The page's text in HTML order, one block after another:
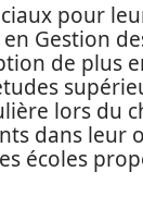
pour
Gestion
de plus
lors du
dans leur
écoles